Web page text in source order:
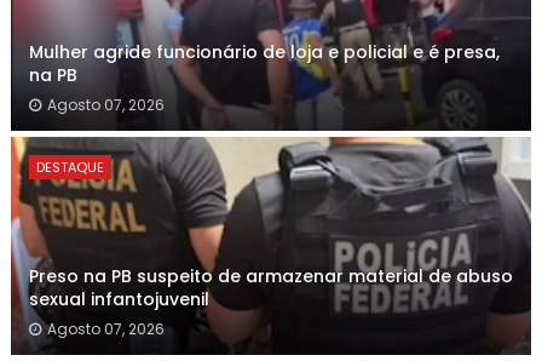
Mulher agride funcionário de loja e policial e é presa,
na PB
Agosto 07, 2026
DESTAQUE
Preso na PB suspeito de armazenar material de abuso
sexual infantojuvenil
Agosto 07, 2026